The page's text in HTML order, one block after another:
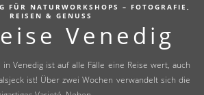
FÜR NATURWORKSHOPS – FOTOGRAFIE,
REISEN & GENUSS
Venedig
ist! Über zwei Wochen verwandelt sich die